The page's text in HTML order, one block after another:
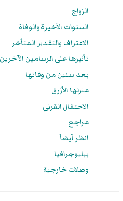
الزواج
السنوات الأخيرة والوفاة
الاعتراف والتقدير المتأخر
تأثيرها على الرسامين الآخرين
بعد سنين من وفاتها
منزلها الأزرق
الاحتفال القرني
مراجع
انظر أيضاً
ببليوجرافيا
وصلات خارجية